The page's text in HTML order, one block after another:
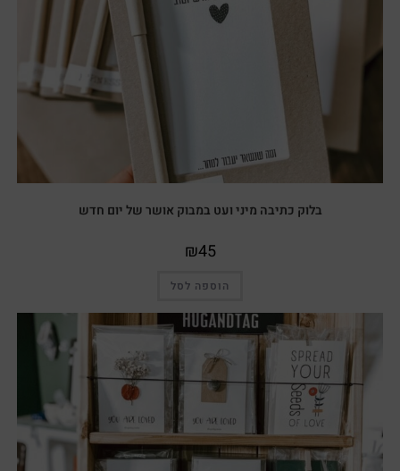
בלוק כתיבה מיני ועט במבוק אושר של יום חדש
₪45
הוספה לסל